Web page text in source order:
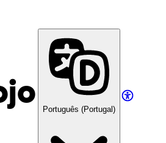
Português (Portugal)